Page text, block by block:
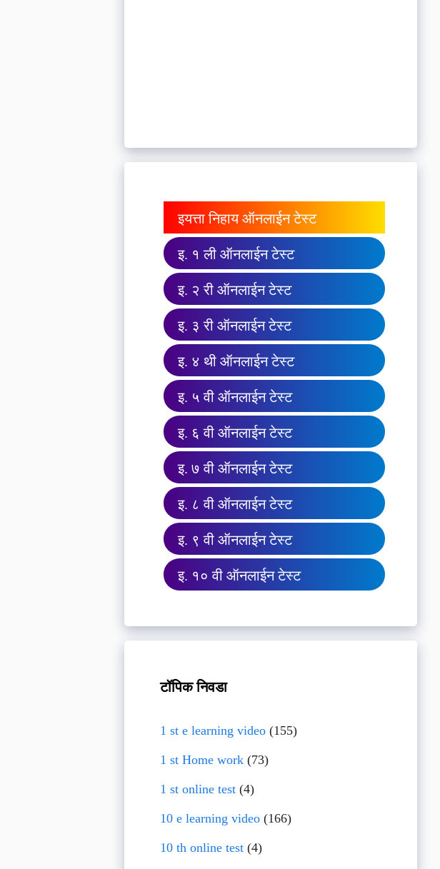
इयत्ता निहाय ऑनलाईन टेस्ट
इ. १ ली ऑनलाईन टेस्ट
इ. २ री ऑनलाईन टेस्ट
इ. ३ री ऑनलाईन टेस्ट
इ. ४ थी ऑनलाईन टेस्ट
इ. ५ वी ऑनलाईन टेस्ट
इ. ६ वी ऑनलाईन टेस्ट
इ. ७ वी ऑनलाईन टेस्ट
इ. ८ वी ऑनलाईन टेस्ट
इ. ९ वी ऑनलाईन टेस्ट
इ. १० वी ऑनलाईन टेस्ट
टॉपिक निवडा
1 st e learning video(155)
1 st Home work(73)
1 st online test(4)
10 e learning video(166)
10 th online test(4)